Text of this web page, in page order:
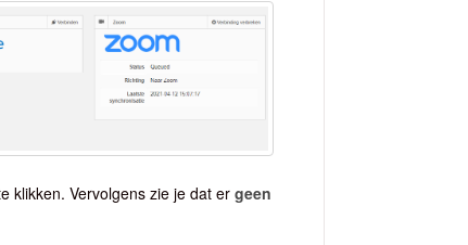
klikken. Vervolgens zie je dat er geen